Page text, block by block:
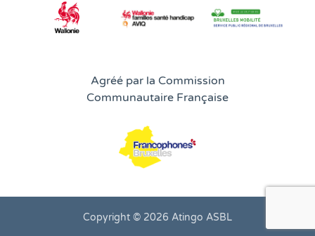
Agréé par la Commission
Communautaire Française
Copyright © 2026 Atingo ASBL